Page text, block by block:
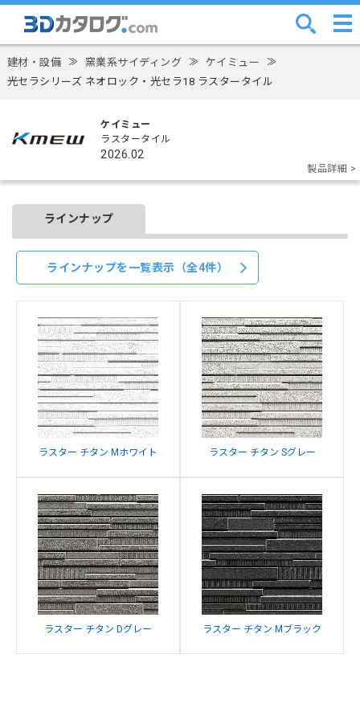
建材・設備 ≫ 窯業系サイディング ≫ ケイミュー ≫
光セラシリーズ ネオロック・光セラ18 ラスタータイル
ケイミュー
ラスタータイル
2026.02
製品詳細 >
ラインナップ
ラインナップを一覧表示（全4件）
ラスター チタン Mホワイト ラスター チタン Sグレー
ラスター チタン Dグレー ラスター チタン Mブラック